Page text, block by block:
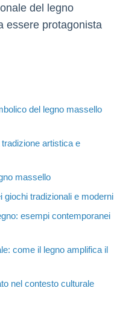
del legno
essere protagonista
del legno massello
artistica e
massello
giochi tradizionali e moderni
esempi contemporanei
come il legno amplifica il
nel contesto culturale